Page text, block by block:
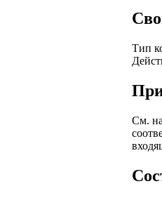
Тип
См.